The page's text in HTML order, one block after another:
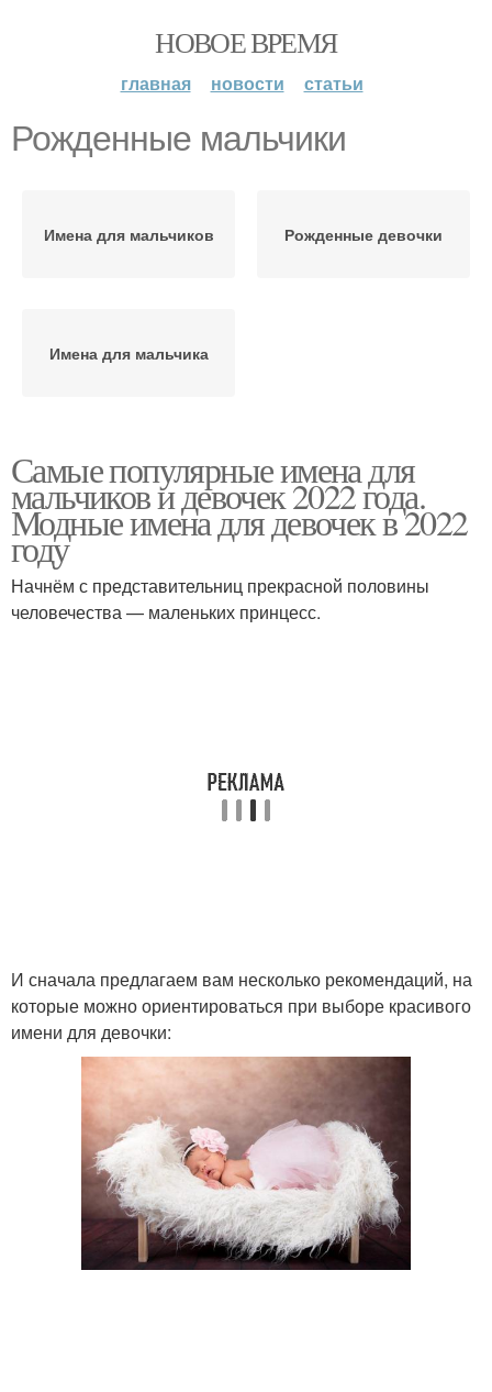
НОВОЕ ВРЕМЯ
главная новости статьи
Рожденные мальчики
Имена для мальчиков Рожденные девочки
Имена для мальчика
Самые популярные имена для
мальчиков и девочек 2022 года.
Модные имена для девочек в 2022
году
Начнём с представительниц прекрасной половины
человечества — маленьких принцесс.
И сначала предлагаем вам несколько рекомендаций, на
которые можно ориентироваться при выборе красивого
имени для девочки: